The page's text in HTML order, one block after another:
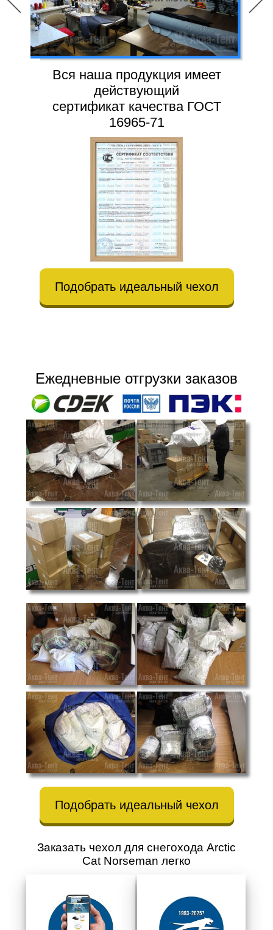
Вся наша продукция имеет
действующий
сертификат качества ГОСТ
16965-71
Подобрать идеальный чехол
Ежедневные отгрузки заказов
Подобрать идеальный чехол
Заказать чехол для снегохода Arctic
Cat Norseman легко